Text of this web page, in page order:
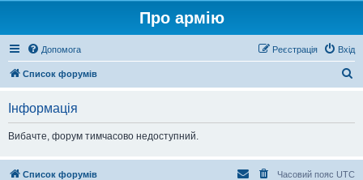
Про армію
Допомога Вхід
Реєстрація
Список форумів
Інформація
Вибачте, форум тимчасово недоступний.
Список форумів Часовий пояс UTC